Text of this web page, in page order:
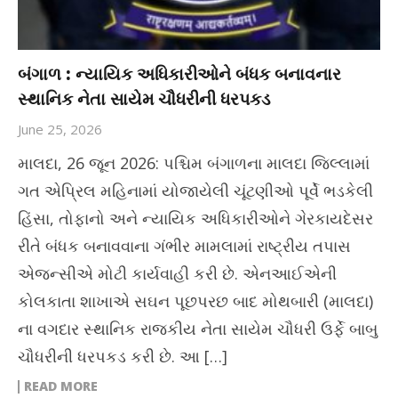
બંગાળ : ન્યાયિક અધિકારીઓને બંધક બનાવનાર
સ્થાનિક નેતા સાયેમ ચૌધરીની ધરપકડ
June 25, 2026
માલદા, 26 જૂન 2026: પશ્ચિમ બંગાળના માલદા જિલ્લામાં
ગત એપ્રિલ મહિનામાં યોજાયેલી ચૂંટણીઓ પૂર્વે ભડકેલી
હિંસા, તોફાનો અને ન્યાયિક અધિકારીઓને ગેરકાયદેસર
રીતે બંધક બનાવવાના ગંભીર મામલામાં રાષ્ટ્રીય તપાસ
એજન્સીએ મોટી કાર્યવાહી કરી છે. એનઆઈએની
કોલકાતા શાખાએ સઘન પૂછપરછ બાદ મોથબારી (માલદા)
ના વગદાર સ્થાનિક રાજકીય નેતા સાયેમ ચૌધરી ઉર્ફે બાબુ
ચૌધરીની ધરપકડ કરી છે. આ […]
READ MORE